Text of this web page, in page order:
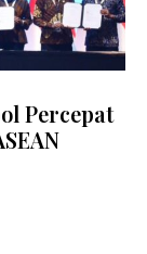
Percepat